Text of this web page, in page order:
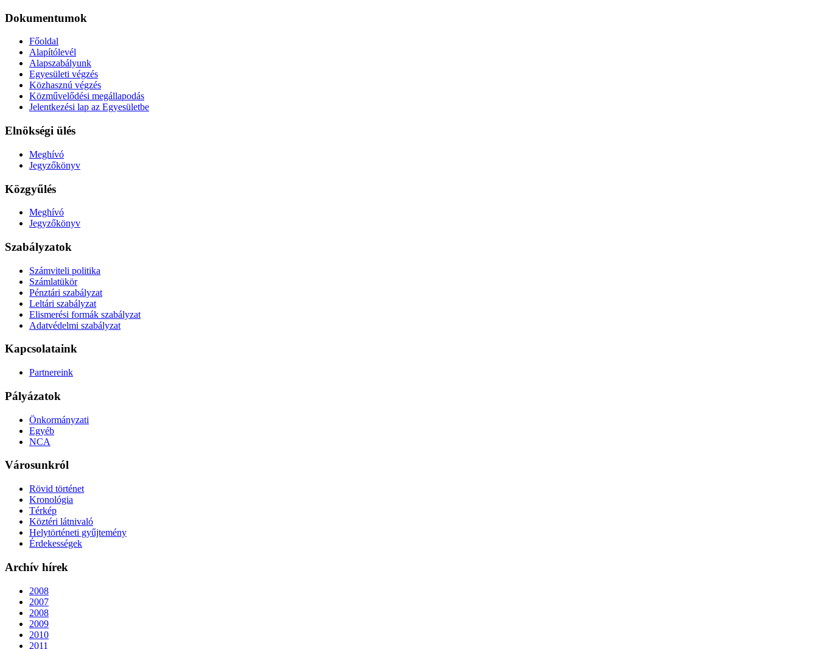
Dokumentumok
Főoldal
Alapítólevél
Alapszabályunk
Egyesületi végzés
Közhasznú végzés
Közművelődési megállapodás
Jelentkezési lap az Egyesületbe
Elnökségi ülés
Meghívó
Jegyzőkönyv
Közgyűlés
Meghívó
Jegyzőkönyv
Szabályzatok
Számviteli politika
Számlatükör
Pénztári szabályzat
Leltári szabályzat
Elismerési formák szabályzat
Adatvédelmi szabályzat
Kapcsolataink
Partnereink
Pályázatok
Önkormányzati
Egyéb
NCA
Városunkról
Rövid történet
Kronológia
Térkép
Köztéri látnivaló
Helytörténeti gyűjtemény
Érdekességek
Archív hírek
2008
2007
2008
2009
2010
2011